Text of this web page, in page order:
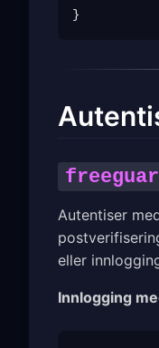
Autentiser
eller
Innlogging